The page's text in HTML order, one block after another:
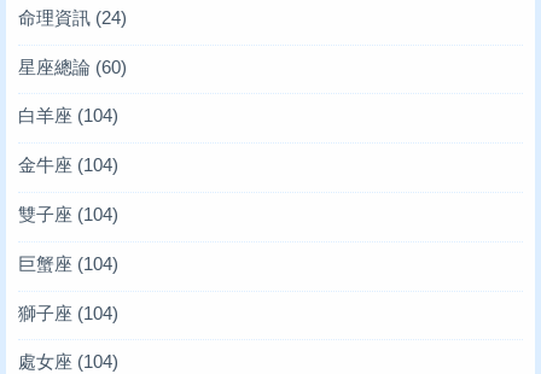
命理資訊 (24)
星座總論 (60)
白羊座 (104)
金牛座 (104)
雙子座 (104)
巨蟹座 (104)
獅子座 (104)
處女座 (104)